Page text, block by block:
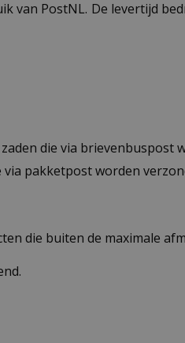
PostNL. De levertijd
die via brievenbuspost
pakketpost worden
die buiten de maximale